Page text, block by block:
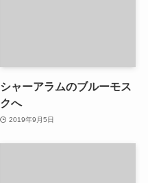
シャーアラムのブルーモス
クへ
2019年9月5日